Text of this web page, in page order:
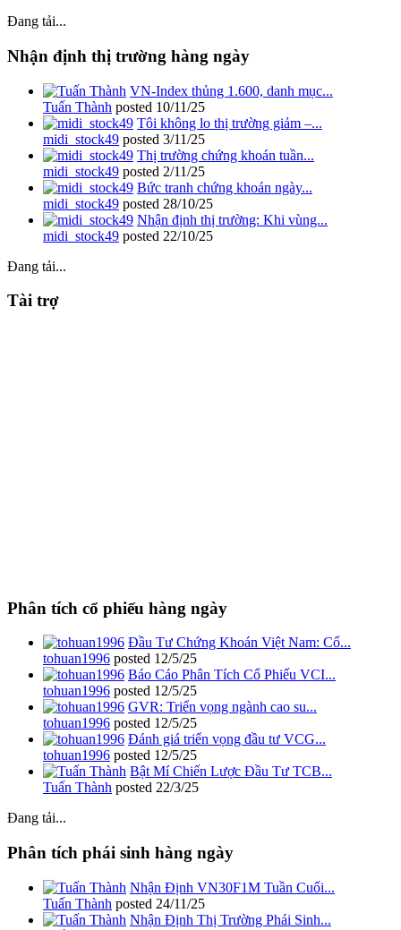
Đang tải...
Nhận định thị trường hàng ngày
VN-Index thủng 1.600, danh mục...
Tuấn Thành posted 10/11/25
Tôi không lo thị trường giảm –...
midi_stock49 posted 3/11/25
Thị trường chứng khoán tuần...
midi_stock49 posted 2/11/25
Bức tranh chứng khoán ngày...
midi_stock49 posted 28/10/25
Nhận định thị trường: Khi vùng...
midi_stock49 posted 22/10/25
Đang tải...
Tài trợ
Phân tích cổ phiếu hàng ngày
Đầu Tư Chứng Khoán Việt Nam: Cổ...
tohuan1996 posted 12/5/25
Báo Cáo Phân Tích Cổ Phiếu VCI...
tohuan1996 posted 12/5/25
GVR: Triển vọng ngành cao su...
tohuan1996 posted 12/5/25
Đánh giá triển vọng đầu tư VCG...
tohuan1996 posted 12/5/25
Bật Mí Chiến Lược Đầu Tư TCB...
Tuấn Thành posted 22/3/25
Đang tải...
Phân tích phái sinh hàng ngày
Nhận Định VN30F1M Tuần Cuối...
Tuấn Thành posted 24/11/25
Nhận Định Thị Trường Phái Sinh...